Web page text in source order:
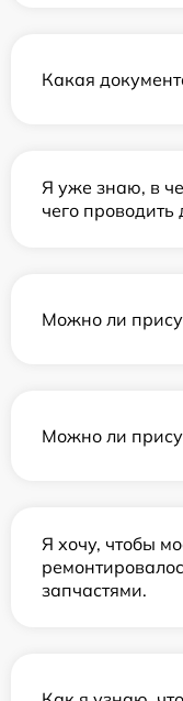
Какая
Я уже знаю, в
чего проводить
Можно ли
Можно ли
Я хочу, чтобы
запчастями.